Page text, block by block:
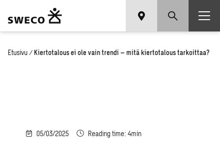
Etusivu / Kiertotalous ei ole vain trendi – mitä kiertotalous tarkoittaa?
05/03/2025 Reading time: 4min